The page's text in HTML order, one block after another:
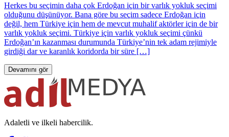
Herkes bu seçimin daha çok Erdoğan için bir varlık yokluk seçimi
olduğunu düşünüyor. Bana göre bu seçim sadece Erdoğan için
değil, hem Türkiye için hem de mevcut muhalif aktörler için de bir
varlık yokluk seçimi. Türkiye için varlık yokluk seçimi çünkü
Erdoğan’ın kazanması durumunda Türkiye’nin tek adam rejimiyle
girdiği dar ve karanlık koridorda bir süre […]
Devamını gör
Adaletli ve ilkeli habercilik.